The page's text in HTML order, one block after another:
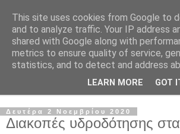
Δευτέρα 2 Νοεμβρίου 2020
Διακοπές υδροδότησης στα
This site uses cookies from Google to
and to analyze traffic. Your IP address
shared with Google along with
metrics to ensure quality of service,
statistics, and to detect and address
LEARN MORE GOT